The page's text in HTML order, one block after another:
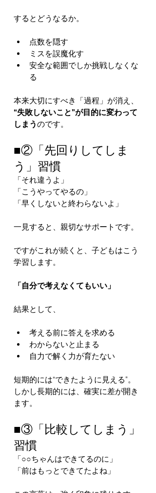
するとどうなるか。
点数を隠す
ミスを誤魔化す
安全な範囲でしか挑戦しなくな
る
本来大切にすべき「過程」が消え、
“失敗しないこと”が目的に変わって
しまうのです。
■②「先回りしてしま
う」習慣
「それ違うよ」
「こうやってやるの」
「早くしないと終わらないよ」
一見すると、親切なサポートです。
ですがこれが続くと、子どもはこう
学習します。
「自分で考えなくてもいい」
結果として、
考える前に答えを求める
わからないと止まる
自力で解く力が育たない
短期的には“できたように見える”。
しかし長期的には、確実に差が開き
ます。
■③「比較してしまう」
習慣
「○○ちゃんはできてるのに」
「前はもっとできてたよね」